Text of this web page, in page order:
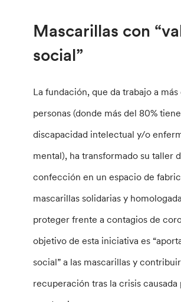
Mascarillas con
social”
La fundación, que da trabajo a más
personas (donde más del 80%
discapacidad intelectual y/o
mental), ha transformado su taller
confección en un espacio de
mascarillas solidarias y
proteger frente a contagios de
objetivo de esta iniciativa es
social” a las mascarillas y
recuperación tras la crisis causada